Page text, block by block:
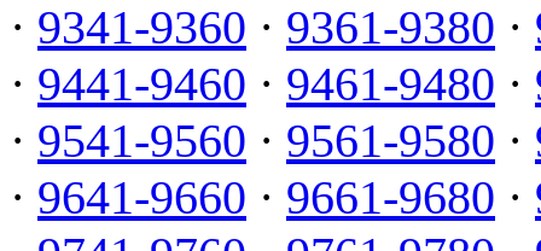
· 9341-9360 · 9361-9380 ·
· 9441-9460 · 9461-9480 ·
· 9541-9560 · 9561-9580 ·
· 9641-9660 · 9661-9680 ·